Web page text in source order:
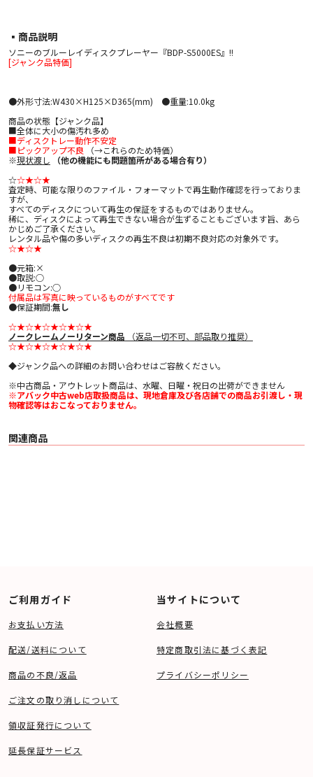
▪︎商品説明
ソニーのブルーレイディスクプレーヤー『BDP-S5000ES』!!
[ジャンク品特価]
●外形寸法:W430×H125×D365(mm) ●重量:10.0kg
商品の状態【ジャンク品】
■全体に大小の傷汚れ多め
■ディスクトレー動作不安定
■ピックアップ不良 （→これらのため特価）
※現状渡し
（他の機能にも問題箇所がある場合有り）
☆☆★☆★
査定時、可能な限りのファイル・フォーマットで再生動作確認を行っておりま
すが、
すべてのディスクについて再生の保証をするものではありません。
稀に、ディスクによって再生できない場合が生ずることもございます旨、あら
かじめご了承ください。
レンタル品や傷の多いディスクの再生不良は初期不良対応の対象外です。
☆★☆★
●元箱:×
●取説:○
●リモコン:○
付属品は写真に映っているものがすべてです
●保証期間:無し
☆★☆★☆★☆★☆★
ノークレームノーリターン商品 （返品一切不可、部品取り推奨）
☆★☆★☆★☆★☆★
◆ジャンク品への詳細のお問い合わせはご容赦ください。
※中古商品・アウトレット商品は、水曜、日曜・祝日の出荷ができません
※アバック中古web店取扱商品は、現地倉庫及び各店舗での商品お引渡し・現
物確認等はおこなっておりません。
関連商品
ご利用ガイド
お支払い方法
配送/送料について
商品の不良/返品
ご注文の取り消しについて
領収証発行について
延長保証サービス
当サイトについて
会社概要
特定商取引法に基づく表記
プライバシーポリシー